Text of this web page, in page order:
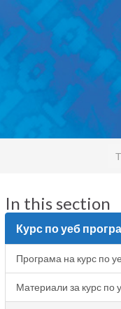
In this section
Курс по уеб
Програма на курс по
Материали за курс по